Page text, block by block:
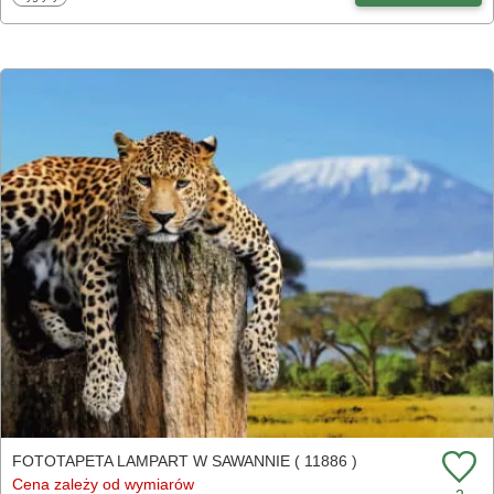
FOTOTAPETA LAMPART W SAWANNIE ( 11886 )
Cena zależy od wymiarów